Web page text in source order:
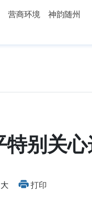
营商环境
神韵随州
特别关
大 打印